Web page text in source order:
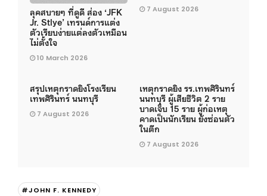
ลุคสบายๆ ที่ดูดี ส่อง ‘JFK
Jr. Stlye’ เทรนด์การแต่ง
ตัวเรียบง่ายแต่ลงตัวเหมือน
ไม่ตั้งใจ
10 March 2026
7 August 2026
สรุปเหตุกราดยิงโรงเรียน
เทพศิรินทร์ นนทบุรี
7 August 2026
เหตุกราดยิง รร.เทพศิรินทร์
นนทบุรี ผู้เสียชีวิต 2 ราย
บาดเจ็บ 15 ราย ผู้ก่อเหตุ
คาดเป็นนักเรียน ยังซ่อนตัว
ในตึก
7 August 2026
#JOHN F. KENNEDY